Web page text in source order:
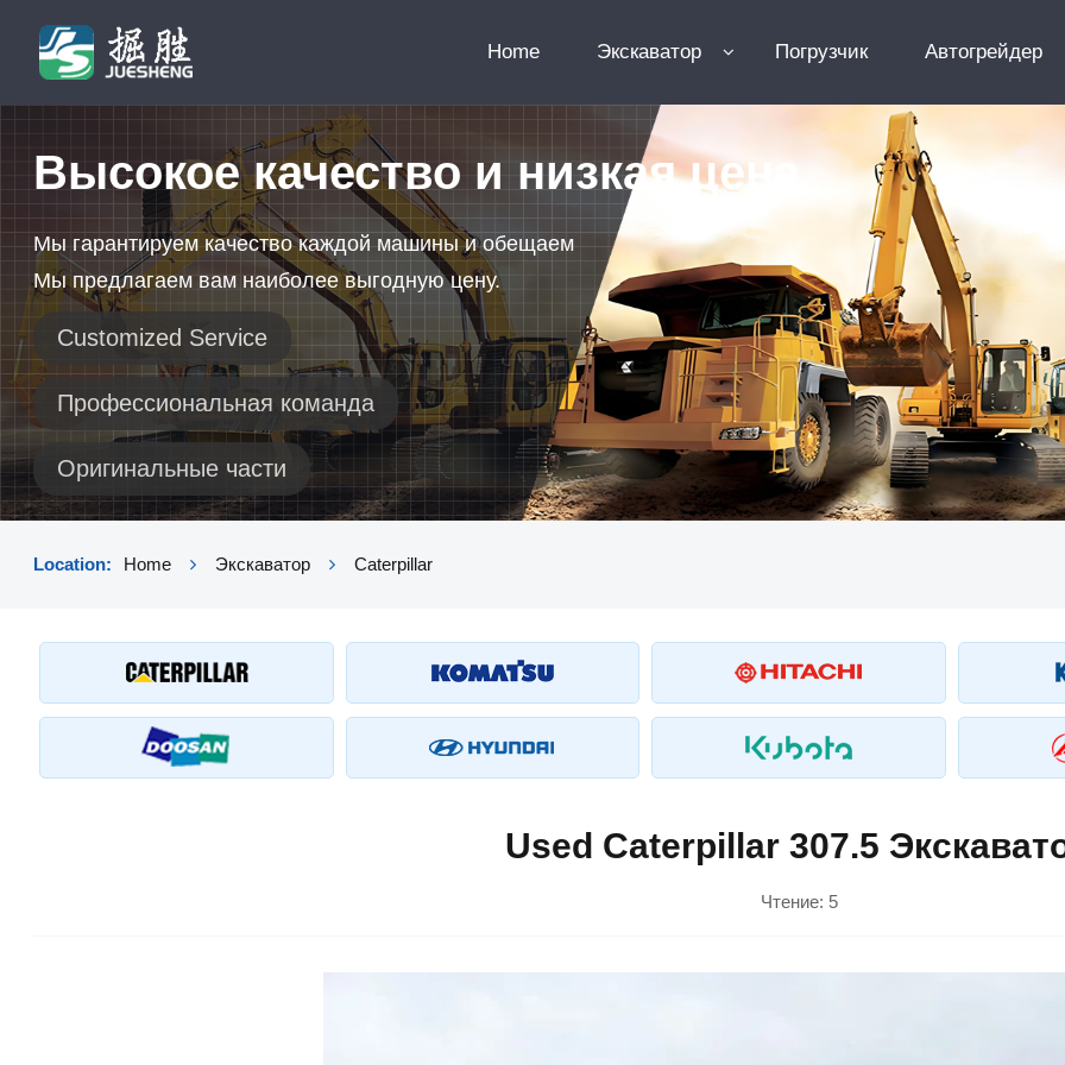
Home Экскаватор Погрузчик Автогрейдер
Высокое качество и низкая цена
Мы гарантируем качество каждой машины и обещаем
Мы предлагаем вам наиболее выгодную цену.
Customized Service
Профессиональная команда
Оригинальные части
Location: Home Экскаватор Caterpillar
Used Caterpillar 307.5
Чтение: 5